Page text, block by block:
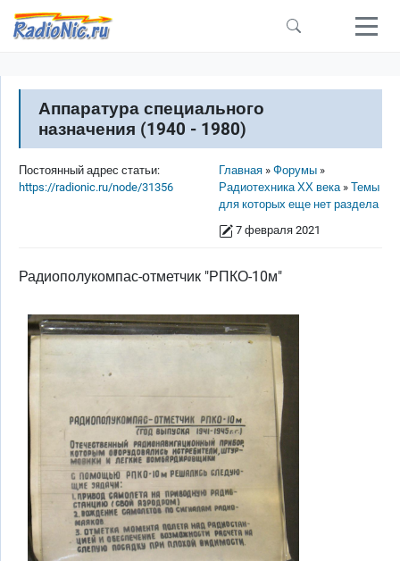
Перейти к основному содержанию
Аппаратура специального
назначения (1940 - 1980)
Строка навигации
Главная
Форумы
Радиотехника ХХ века
Темы
для которых еще нет раздела
7 февраля 2021
Постоянный адрес статьи:
https://radionic.ru/node/31356
Радиополукомпас-отметчик "РПКО-10м"